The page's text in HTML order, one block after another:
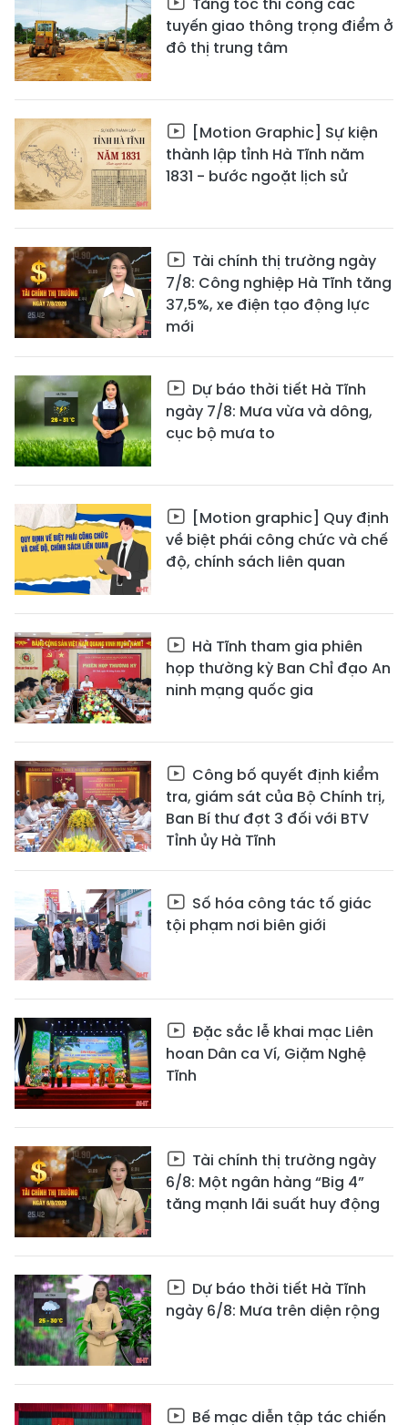
tuyến giao thông trọng điểm ở
đô thị trung tâm
[Motion Graphic] Sự kiện
thành lập tỉnh Hà Tĩnh năm
1831 - bước ngoặt lịch sử
Tài chính thị trường ngày
7/8: Công nghiệp Hà Tĩnh tăng
37,5%, xe điện tạo động lực
mới
Dự báo thời tiết Hà Tĩnh
ngày 7/8: Mưa vừa và dông,
cục bộ mưa to
[Motion graphic] Quy định
về biệt phái công chức và chế
độ, chính sách liên quan
Hà Tĩnh tham gia phiên
họp thường kỳ Ban Chỉ đạo An
ninh mạng quốc gia
Công bố quyết định kiểm
tra, giám sát của Bộ Chính trị,
Ban Bí thư đợt 3 đối với BTV
Tỉnh ủy Hà Tĩnh
Số hóa công tác tố giác
tội phạm nơi biên giới
Đặc sắc lễ khai mạc Liên
hoan Dân ca Ví, Giặm Nghệ
Tĩnh
Tài chính thị trường ngày
6/8: Một ngân hàng “Big 4”
tăng mạnh lãi suất huy động
Dự báo thời tiết Hà Tĩnh
ngày 6/8: Mưa trên diện rộng
Bế mạc diễn tập tác chiến